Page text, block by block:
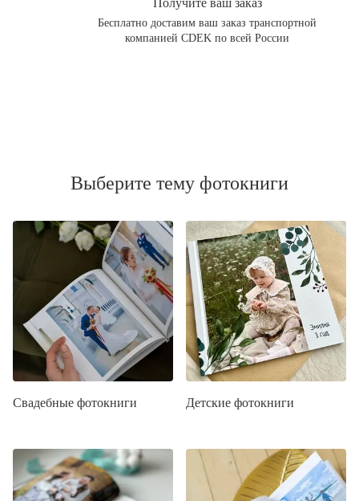
Получите ваш заказ
Бесплатно доставим ваш заказ транспортной
компанией CDEK по всей России
Выберите тему фотокниги
Свадебные фотокниги Детские фотокниги